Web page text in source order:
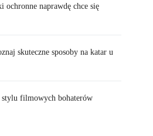
ochronne naprawdę chce się
skuteczne sposoby na katar u
filmowych bohaterów